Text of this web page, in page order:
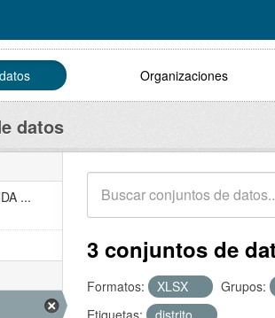
Organizaciones
datos
3 conjuntos de
Formatos: XLSX Grupos:
Etiquetas:
distrito
...